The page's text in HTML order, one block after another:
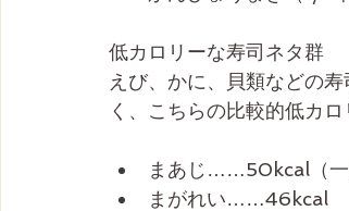
低カロリーな寿司ネタ群
えび、かに、貝類などの
く、こちらの比較的低カ
まあじ……50kcal（一
まがれい……46kcal